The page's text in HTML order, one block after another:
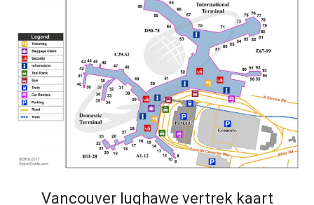
Vancouver lughawe vertrek kaart